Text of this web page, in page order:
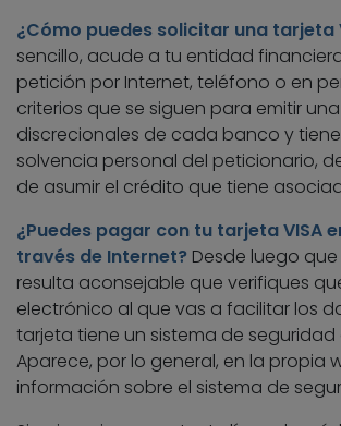
¿Cómo puedes solicitar una tarjeta
sencillo, acude a tu entidad
petición por Internet, teléfono o en
criterios que se siguen para emitir
discrecionales de cada banco y
solvencia personal del peticionario,
de asumir el crédito que tiene
¿Puedes pagar con tu tarjeta VISA
través de Internet? Desde luego
resulta aconsejable que verifiques
electrónico al que vas a facilitar los
tarjeta tiene un sistema de
Aparece, por lo general, en la propia
información sobre el sistema de